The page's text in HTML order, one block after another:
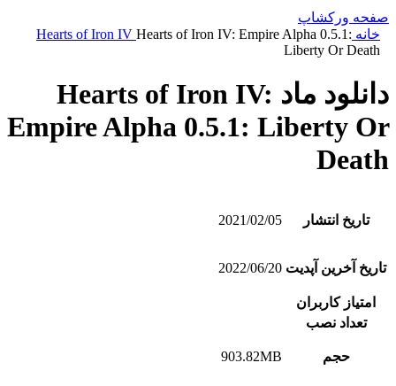
صفحه ورکشاپ
خانه
Hearts of Iron IV Hearts of Iron IV: Empire Alpha 0.5.1:
Liberty Or Death
دانلود ماد Hearts of Iron IV:
Empire Alpha 0.5.1: Liberty Or
Death
تاریخ انتشار 2021/02/05
تاریخ آخرین آپدیت 2022/06/20
امتیاز کاربران
تعداد نصب
حجم 903.82MB